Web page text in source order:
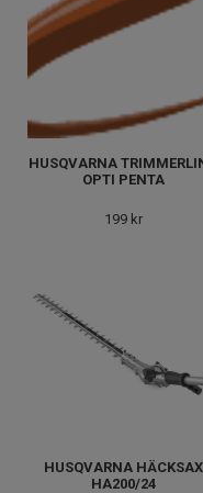
HUSQVARNA
OPTI PENTA
199 kr
HUSQVARNA HÄCKSAX
HA200/24